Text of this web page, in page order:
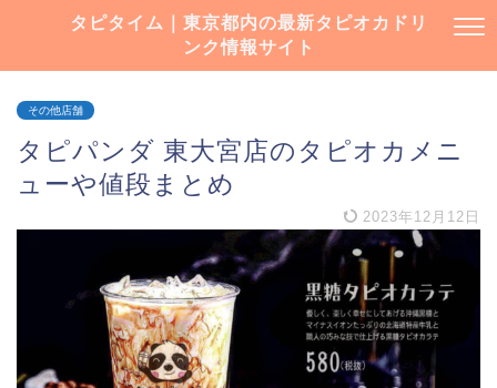
タピタイム｜東京都内の最新タピオカドリ
ンク情報サイト
その他店舗
タピパンダ 東大宮店のタピオカメニ
ューや値段まとめ
2023年12月12日